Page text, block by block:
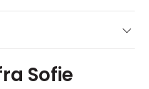
Sofie